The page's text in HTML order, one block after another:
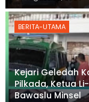
BERITA-UTAMA
Kejari Geledah
Pilkada, Ketua
Bawaslu Minsel